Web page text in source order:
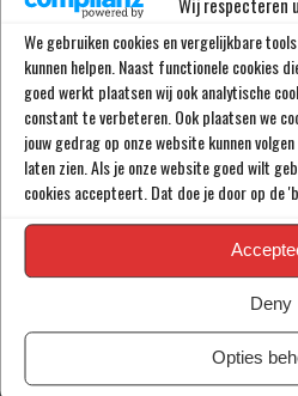
We gebruiken cookies en vergelijkbare
kunnen helpen. Naast functionele cookies
goed werkt plaatsen wij ook analytische
constant te verbeteren. Ook plaatsen we
jouw gedrag op onze website kunnen
laten zien. Als je onze website goed wilt
cookies accepteert. Dat doe je door op de
Deny
Opties
‘RAHEEM
OPMERKELIJK
‘SHAQUEEL VAN
IETS EXTRA’S’
DEFINITIEF: IN-
VOORT BIJ FC